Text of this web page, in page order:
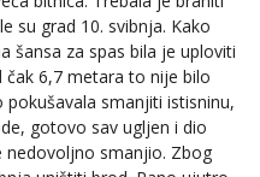
su grad 10. svibnja. Kako
šansa za spas bila je uploviti
čak 6,7 metara to nije bilo
smanjiti istisninu,
gotovo sav ugljen i dio
nedovoljno smanjio. Zbog